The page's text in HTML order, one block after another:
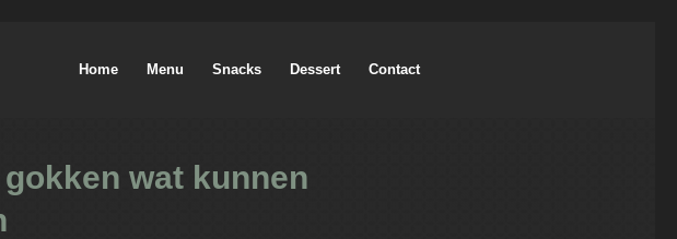
Home Menu Snacks Dessert Contact
wat kunnen